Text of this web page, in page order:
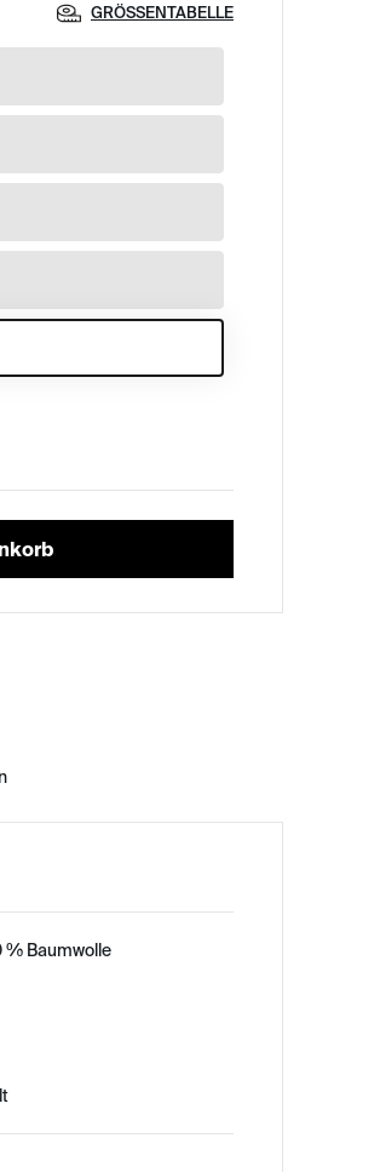
GRÖSSENTABELLE
% Baumwolle